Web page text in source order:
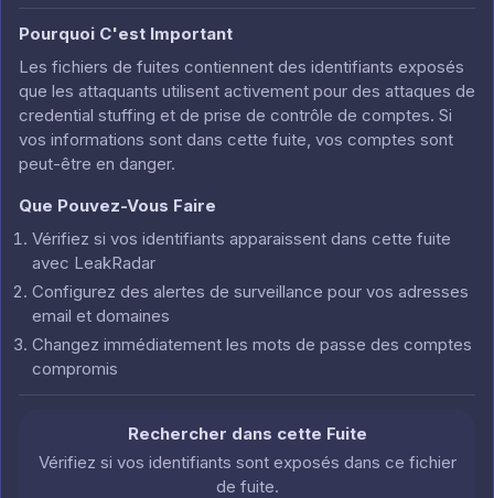
Pourquoi C'est Important
Les fichiers de fuites contiennent des identifiants exposés
que les attaquants utilisent activement pour des attaques de
credential stuffing et de prise de contrôle de comptes. Si
vos informations sont dans cette fuite, vos comptes sont
peut-être en danger.
Que Pouvez-Vous Faire
Vérifiez si vos identifiants apparaissent dans cette fuite
avec LeakRadar
Configurez des alertes de surveillance pour vos adresses
email et domaines
Changez immédiatement les mots de passe des comptes
compromis
Rechercher dans cette Fuite
Vérifiez si vos identifiants sont exposés dans ce fichier
de fuite.